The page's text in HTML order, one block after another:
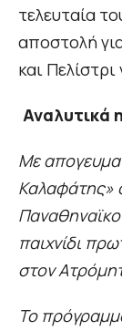
τελευταία
αποστολή
και
Αναλυτικά
Με
Καλαφάτης»
παιχνίδι
στον
Το